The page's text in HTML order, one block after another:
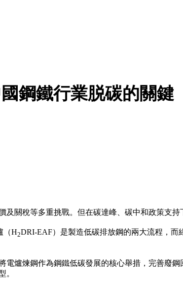
鋼鐵行業脱碳的關鍵
及關稅等多重挑戰。但在碳達峰、碳中和政策支
（H2DRI-EAF）是製造低碳排放鋼的兩大流程，
電爐煉鋼作為鋼鐵低碳發展的核心舉措，完善廢
。